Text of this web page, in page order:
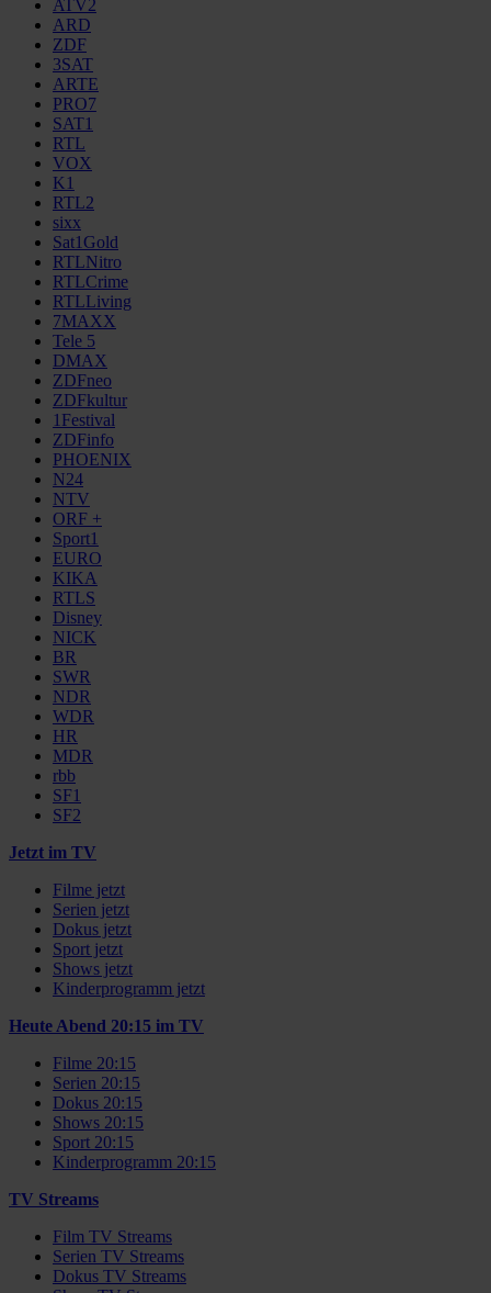
ATV2
ARD
ZDF
3SAT
ARTE
PRO7
SAT1
RTL
VOX
K1
RTL2
sixx
Sat1Gold
RTLNitro
RTLCrime
RTLLiving
7MAXX
Tele 5
DMAX
ZDFneo
ZDFkultur
1Festival
ZDFinfo
PHOENIX
N24
NTV
ORF +
Sport1
EURO
KIKA
RTLS
Disney
NICK
BR
SWR
NDR
WDR
HR
MDR
rbb
SF1
SF2
Jetzt im TV
Filme jetzt
Serien jetzt
Dokus jetzt
Sport jetzt
Shows jetzt
Kinderprogramm jetzt
Heute Abend 20:15 im TV
Filme 20:15
Serien 20:15
Dokus 20:15
Shows 20:15
Sport 20:15
Kinderprogramm 20:15
TV Streams
Film TV Streams
Serien TV Streams
Dokus TV Streams